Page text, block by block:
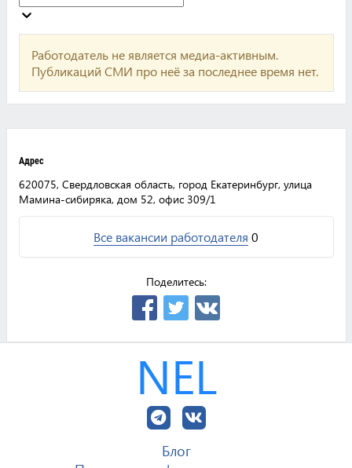
Работодатель не является медиа-активным.
Публикаций СМИ про неё за последнее время нет.
Адрес
620075, Свердловская область, город Екатеринбург, улица
Мамина-сибиряка, дом 52, офис 309/1
Все вакансии работодателя 0
Поделитесь:
NEL
Блог